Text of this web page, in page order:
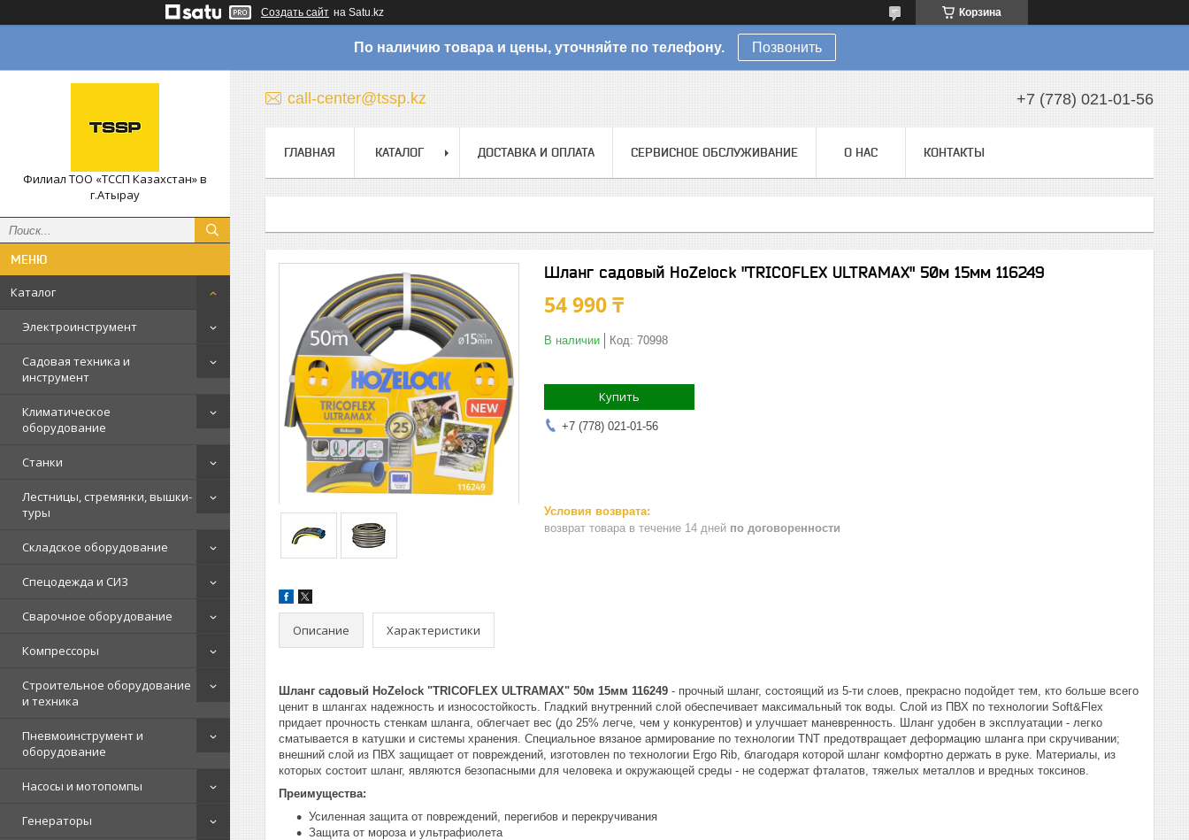
Создать сайт на Satu.kz Корзина
По наличию товара и цены, уточняйте по телефону. Позвонить
Филиал ТОО «ТССП Казахстан» в
г.Атырау
Каталог
Электроинструмент
Садовая техника и
инструмент
Климатическое
оборудование
Станки
Лестницы, стремянки, вышки-
туры
Складское оборудование
Спецодежда и СИЗ
Сварочное оборудование
Компрессоры
Строительное оборудование
и техника
Пневмоинструмент и
оборудование
Насосы и мотопомпы
Генераторы
call-center@tssp.kz +7 (778) 021-01-56
ГЛАВНАЯ КАТАЛОГ ДОСТАВКА И ОПЛАТА СЕРВИСНОЕ ОБСЛУЖИВАНИЕ О НАС КОНТАКТЫ
Шланг садовый HoZelock "TRICOFLEX ULTRAMAX" 50м 15мм 116249
54 990 ₸
В наличии Код: 70998
Купить
+7 (778) 021-01-56
возврат товара в течение 14 дней по договоренности
Описание Характеристики
Шланг садовый HoZelock "TRICOFLEX ULTRAMAX" 50м 15мм 116249 - прочный шланг, состоящий из 5-ти слоев, прекрасно подойдет тем, кто больше всего
ценит в шлангах надежность и износостойкость. Гладкий внутренний слой обеспечивает максимальный ток воды. Слой из ПВХ по технологии Soft&Flex
придает прочность стенкам шланга, облегчает вес (до 25% легче, чем у конкурентов) и улучшает маневренность. Шланг удобен в эксплуатации - легко
сматывается в катушки и системы хранения. Специальное вязаное армирование по технологии TNT предотвращает деформацию шланга при скручивании;
внешний слой из ПВХ защищает от повреждений, изготовлен по технологии Ergo Rib, благодаря которой шланг комфортно держать в руке. Материалы, из
которых состоит шланг, являются безопасными для человека и окружающей среды - не содержат фталатов, тяжелых металлов и вредных токсинов.
Преимущества:
Усиленная защита от повреждений, перегибов и перекручивания
Защита от мороза и ультрафиолета